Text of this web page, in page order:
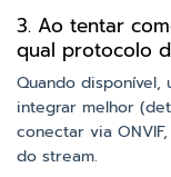
3. Ao tentar
qual protocolo
Quando disponível,
integrar melhor
conectar via
do stream.